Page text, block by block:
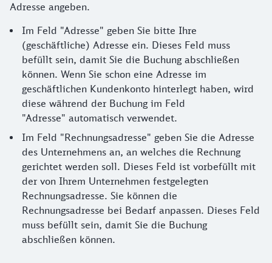
Adresse angeben.
Im Feld "Adresse" geben Sie bitte Ihre
(geschäftliche) Adresse ein. Dieses Feld muss
befüllt sein, damit Sie die Buchung abschließen
können. Wenn Sie schon eine Adresse im
geschäftlichen Kundenkonto hinterlegt haben, wird
diese während der Buchung im Feld
"Adresse" automatisch verwendet.
Im Feld "Rechnungsadresse" geben Sie die Adresse
des Unternehmens an, an welches die Rechnung
gerichtet werden soll. Dieses Feld ist vorbefüllt mit
der von Ihrem Unternehmen festgelegten
Rechnungsadresse. Sie können die
Rechnungsadresse bei Bedarf anpassen. Dieses Feld
muss befüllt sein, damit Sie die Buchung
abschließen können.